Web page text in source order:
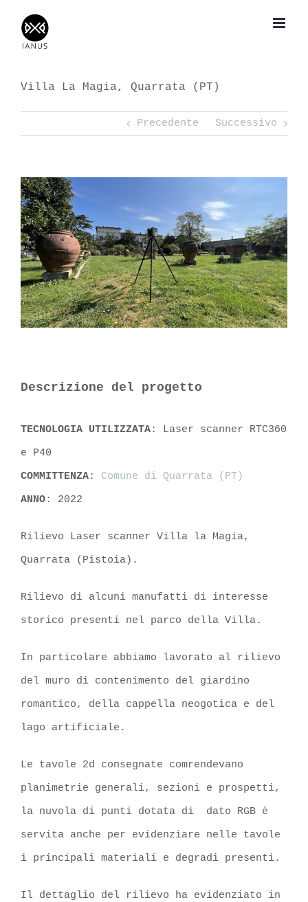
Villa La Magia, Quarrata (PT)
Precedente Successivo
View
Larger
Image
Descrizione del progetto
TECNOLOGIA UTILIZZATA: Laser scanner RTC360
e P40
COMMITTENZA: Comune di Quarrata (PT)
ANNO: 2022
Rilievo Laser scanner Villa la Magia,
Quarrata (Pistoia).
Rilievo di alcuni manufatti di interesse
storico presenti nel parco della Villa.
In particolare abbiamo lavorato al rilievo
del muro di contenimento del giardino
romantico, della cappella neogotica e del
lago artificiale.
Le tavole 2d consegnate comrendevano
planimetrie generali, sezioni e prospetti,
la nuvola di punti dotata di dato RGB è
servita anche per evidenziare nelle tavole
i principali materiali e degradi presenti.
Il dettaglio del rilievo ha evidenziato in